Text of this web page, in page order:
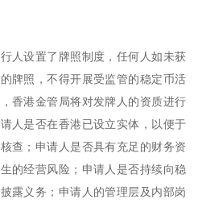
人设置了牌照制度，任何人如未获
牌照，不得开展受监管的稳定币活
香港金管局将对发牌人的资质进行
人是否在香港已设立实体，以便于
查；申请人是否具有充足的财务资
的经营风险；申请人是否持续向稳
露义务；申请人的管理层及内部岗